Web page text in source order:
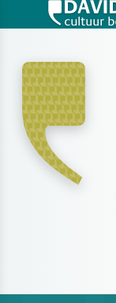
Zoek:
Zoeken